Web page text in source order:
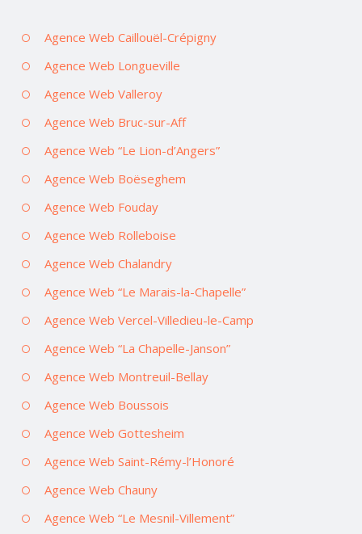
Agence Web Caillouël-Crépigny
Agence Web Longueville
Agence Web Valleroy
Agence Web Bruc-sur-Aff
Agence Web “Le Lion-d’Angers”
Agence Web Boëseghem
Agence Web Fouday
Agence Web Rolleboise
Agence Web Chalandry
Agence Web “Le Marais-la-Chapelle”
Agence Web Vercel-Villedieu-le-Camp
Agence Web “La Chapelle-Janson”
Agence Web Montreuil-Bellay
Agence Web Boussois
Agence Web Gottesheim
Agence Web Saint-Rémy-l’Honoré
Agence Web Chauny
Agence Web “Le Mesnil-Villement”